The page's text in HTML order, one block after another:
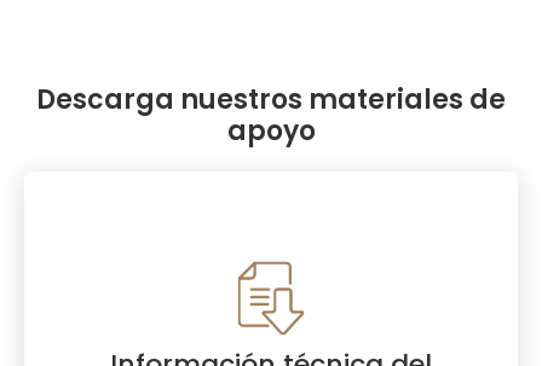
Descarga nuestros materiales de
apoyo